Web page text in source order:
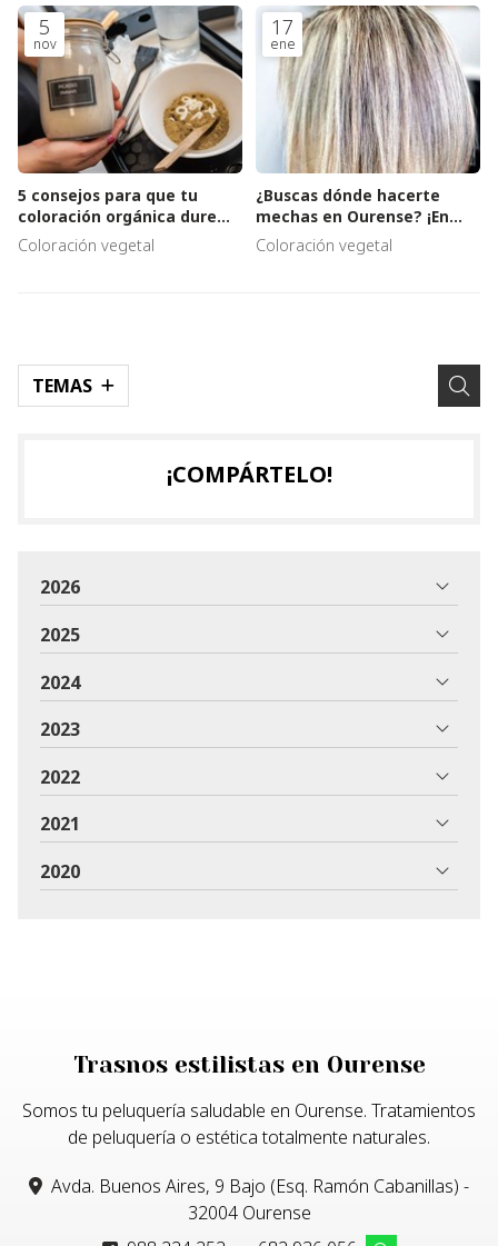
TEMAS
5
nov
5 consejos para que tu
coloración orgánica dure
mucho más
Coloración vegetal
17
ene
¿Buscas dónde hacerte
mechas en Ourense? ¡En
Trasnos Estilistas somos
expertos!
Coloración vegetal
¡COMPÁRTELO!
2026
2025
2024
2023
2022
2021
2020
Trasnos estilistas en Ourense
Somos tu peluquería saludable en Ourense. Tratamientos
de peluquería o estética totalmente naturales.
Avda. Buenos Aires, 9 Bajo (Esq. Ramón Cabanillas) -
32004 Ourense